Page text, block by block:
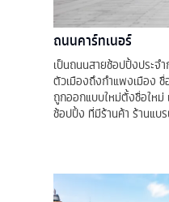
ถนนคาร์ทเนอร์
เป็นถนนสายช้อปปิ้งประจ
ตัวเมืองถึงกำแพงเมือง
ถูกออกแบบใหม่ตั้งชื่อใหม่
ช้อปปิ้ง ที่มีร้านค้า ร้านแบ